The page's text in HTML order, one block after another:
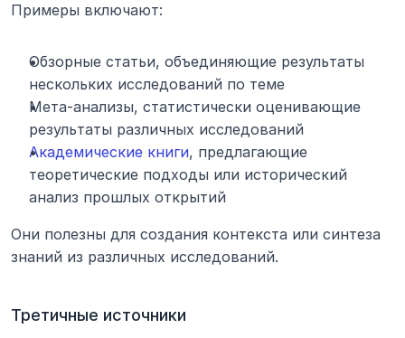
Примеры включают:
Обзорные статьи, объединяющие результаты
нескольких исследований по теме
Мета-анализы, статистически оценивающие
результаты различных исследований
Академические книги, предлагающие
теоретические подходы или исторический
анализ прошлых открытий
Они полезны для создания контекста или синтеза
знаний из различных исследований.
Третичные источники